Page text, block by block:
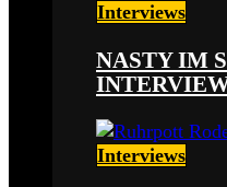
Interviews
NASTY IM
Interviews